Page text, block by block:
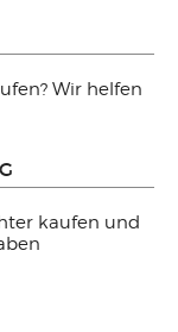
Wir helfen
kaufen und